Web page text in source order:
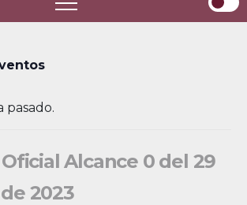
pasado.
Alcance 0 del 29
2023